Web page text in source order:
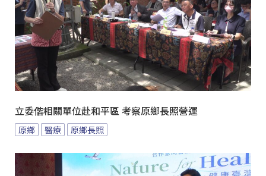
立委偕相關單位赴和平區 考察原鄉長照營運
原鄉 醫療 原鄉長照